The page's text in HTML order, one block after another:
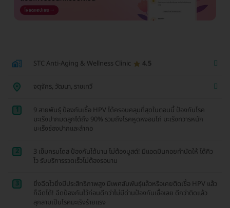
STC Anti-Aging & Wellness Clinic 4.5
จตุจักร, วัฒนา, ราชเทวี
1
9 สายพันธุ์ ป้องกันเชื้อ HPV ได้ครอบคลุมที่สุดในตอนนี้ ป้องกันโรค
มะเร็งปากมดลูกได้ถึง 90% รวมถึงโรคหูดหงอนไก่ มะเร็งทวารหนัก
มะเร็งช่องปากและลำคอ
2
3 เข็มครบโดส ป้องกันได้นาน ไม่ต้องบูสต์! มีแอดมินคอยทำนัดให้ ได้คิว
ไว รับบริการรวดเร็วไม่ต้องรอนาน
3
ยิ่งฉีดไวยิ่งมีประสิทธิภาพสูง มีเพศสัมพันธุ์แล้วหรือเคยติดเชื้อ HPV แล้ว
ก็ฉีดได้! ฉีดป้องกันไว้ก่อนดีกว่าไม่มีด่านป้องกันเชื้อเลย ดีกว่าติดแล้ว
ลุกลามเป็นโรคมะเร็งร้ายแรง